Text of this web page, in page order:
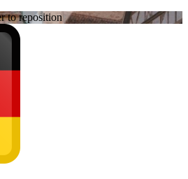
to reposition